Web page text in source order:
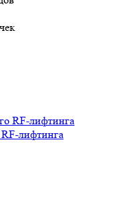
RF-лифтинга